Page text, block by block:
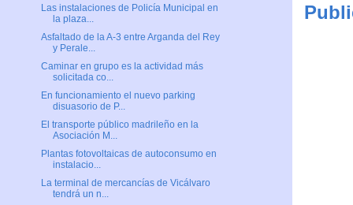
Las instalaciones de Policía Municipal en
la plaza...
Asfaltado de la A-3 entre Arganda del Rey
y Perale...
Caminar en grupo es la actividad más
solicitada co...
En funcionamiento el nuevo parking
disuasorio de P...
El transporte público madrileño en la
Asociación M...
Plantas fotovoltaicas de autoconsumo en
instalacio...
La terminal de mercancías de Vicálvaro
tendrá un n...